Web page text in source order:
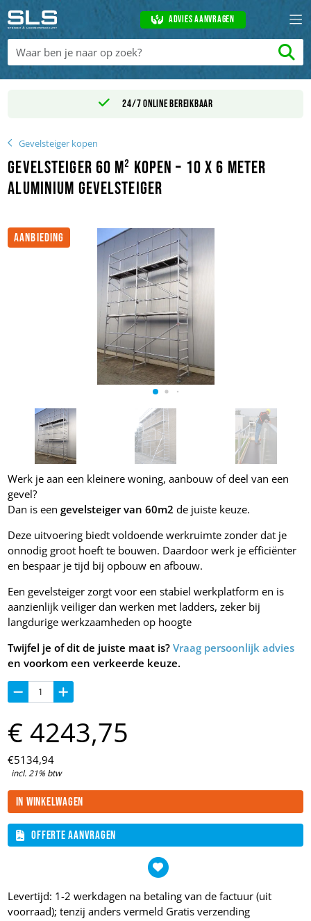
Advies aanvragen
24/7 online bereikbaar
Gevelsteiger kopen
Gevelsteiger 60 m² kopen – 10 x 6 meter
aluminium gevelsteiger
AANBIEDING
Werk je aan een kleinere woning, aanbouw of deel van een
gevel?
Dan is eengevelsteiger van 60m2 de juiste keuze.
Deze uitvoering biedt voldoende werkruimte zonder dat je
onnodig groot hoeft te bouwen. Daardoor werk je efficiënter
en bespaar je tijd bij opbouw en afbouw.
Een gevelsteiger zorgt voor een stabiel werkplatform en is
aanzienlijk veiliger dan werken met ladders, zeker bij
langdurige werkzaamheden op hoogte
Twijfel je of dit de juiste maat is?Vraag persoonlijk advies
en voorkom een verkeerde keuze.
€5134,94
incl. 21% btw
€4243,75
In winkelwagen
Offerte aanvragen
Levertijd: 1-2 werkdagen na betaling van de factuur (uit
voorraad); tenzij anders vermeld Gratis verzending